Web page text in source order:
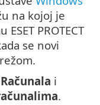
na kojoj je
PROTECT
se novi
Računala i
.